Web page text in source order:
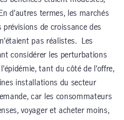
d’autres termes, les marchés
de croissance des
pas réalistes. Les
considérer les perturbations
tant du côté de l’offre,
installations du secteur
car les consommateurs
voyager et acheter moins,